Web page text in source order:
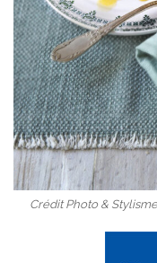
Crédit Photo &